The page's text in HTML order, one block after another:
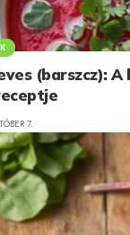
(barszcz): A
7.